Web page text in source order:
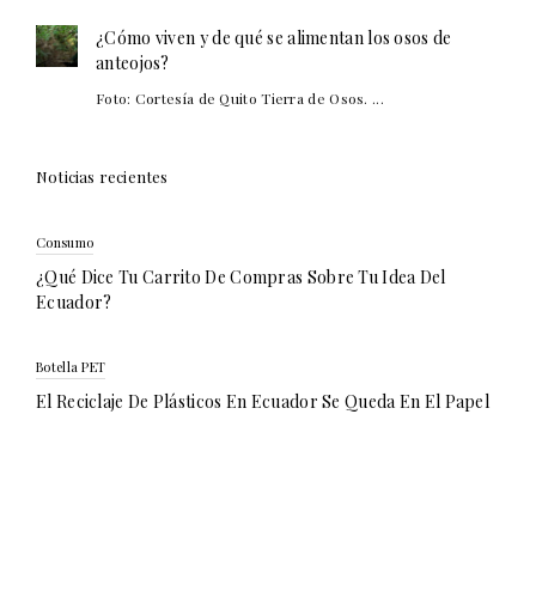
¿Cómo viven y de qué se alimentan los osos de
anteojos?
Foto: Cortesía de Quito Tierra de Osos. ...
Noticias recientes
Consumo
¿Qué Dice Tu Carrito De Compras Sobre Tu Idea Del
Ecuador?
Botella PET
El Reciclaje De Plásticos En Ecuador Se Queda En El Papel